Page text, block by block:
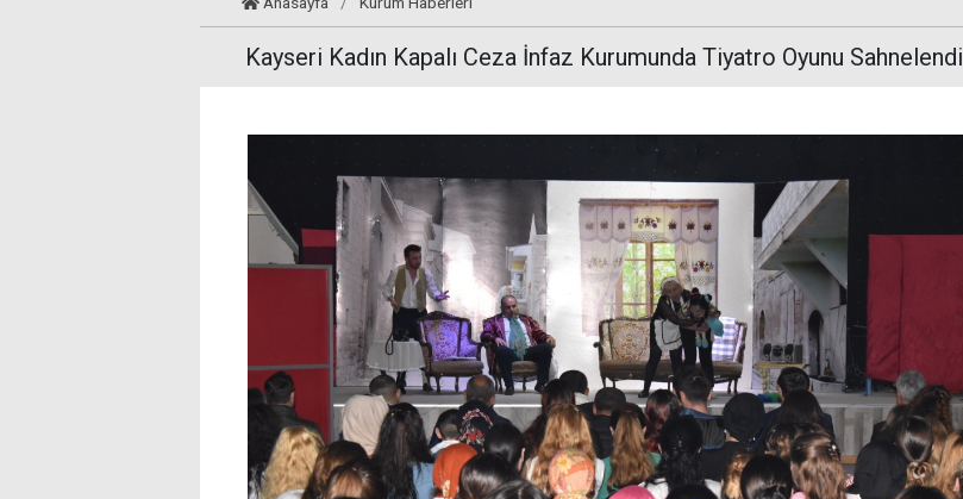
Kayseri Kadın Kapalı Ceza İnfaz Kurumunda Tiyatro Oyunu Sahnelendi